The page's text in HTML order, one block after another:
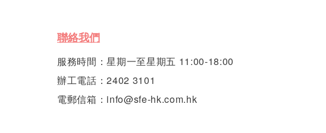
聯絡我們
服務時間：星期一至星期五 11:00-18:00
辦工電話：2402 3101
電郵信箱：info@sfe-hk.com.hk